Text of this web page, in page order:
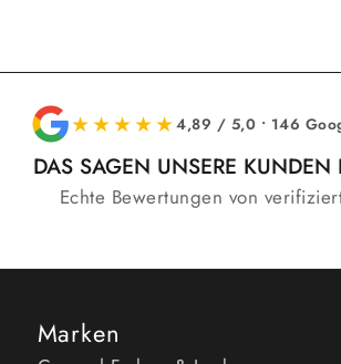
★★★★★4,89 / 5,0 • 146
DAS SAGEN UNSERE KUNDEN
Echte Bewertungen von
Marken